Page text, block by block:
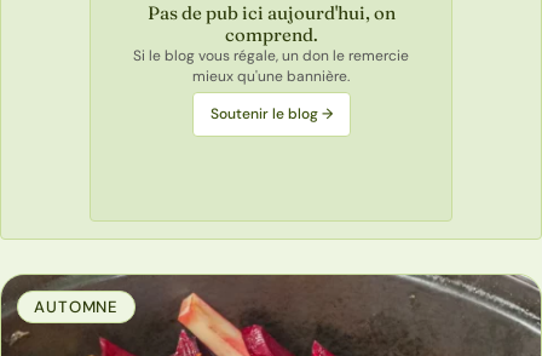
Pas de pub ici aujourd'hui, on
comprend.
Si le blog vous régale, un don le remercie
mieux qu'une bannière.
Soutenir le blog →
AUTOMNE